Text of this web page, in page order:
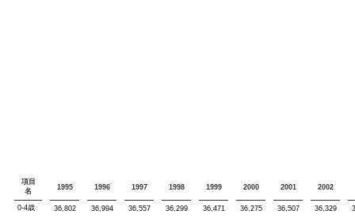
項目
名
1995 1996 1997 1998 1999 2000 2001 2002
0-4歳 36,802 36,994 36,557 36,299 36,471 36,275 36,507 36,329